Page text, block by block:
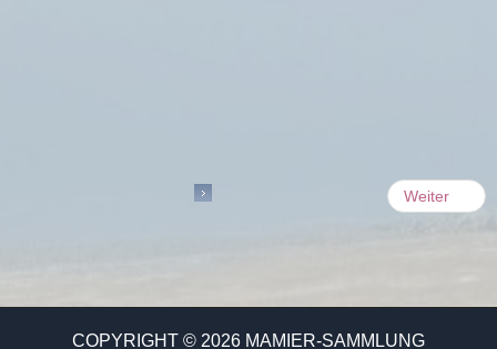
Weiter
COPYRIGHT © 2026 MAMIER-SAMMLUNG